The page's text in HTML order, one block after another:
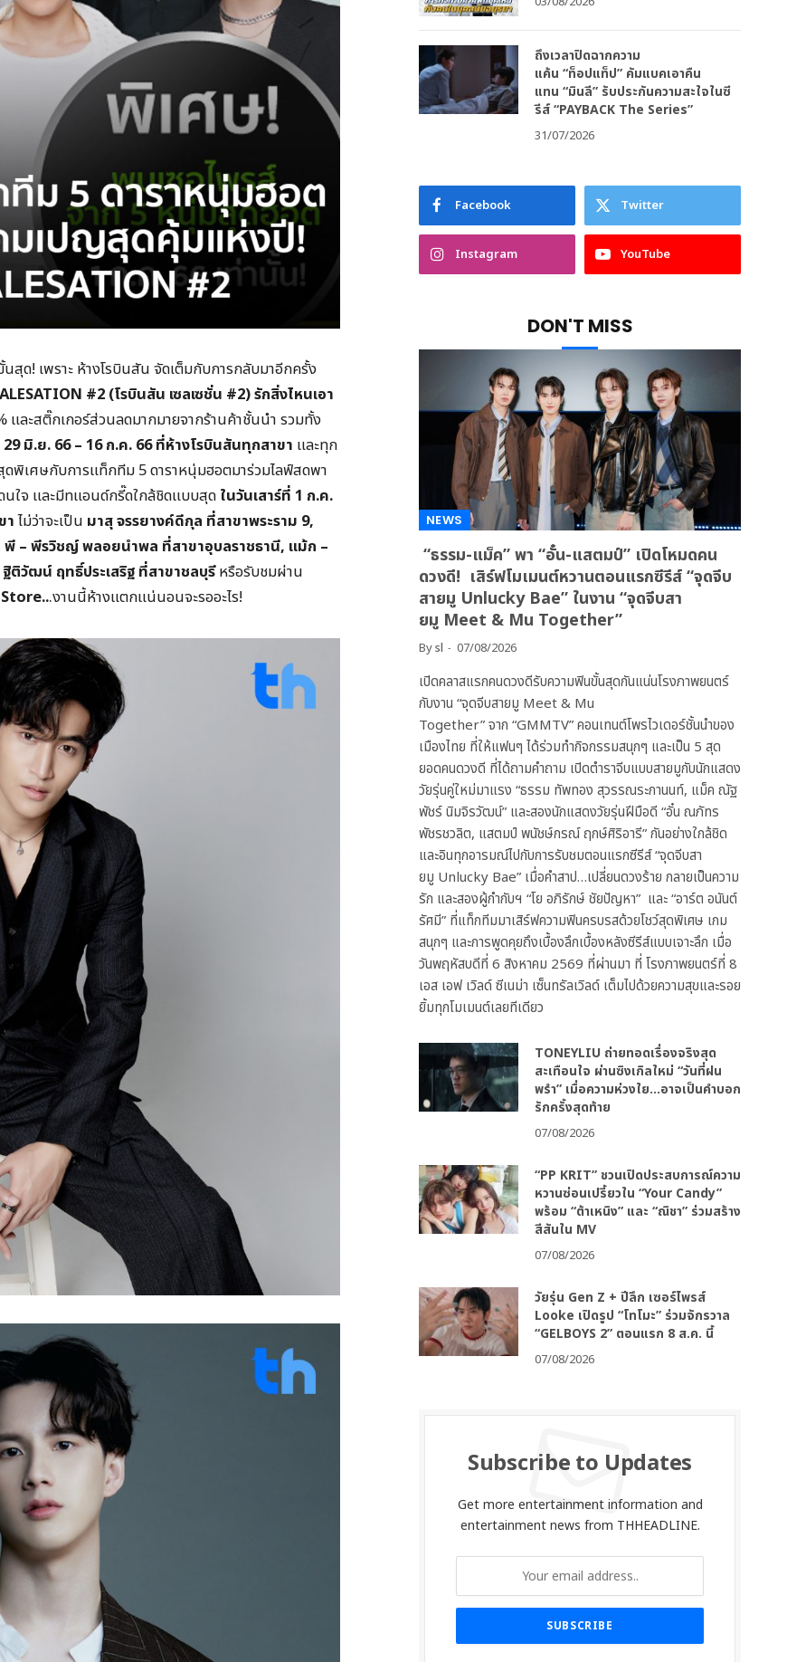
ด! เพราะ ห้างโรบินสัน จัดเต็มกับการกลับมาอีกครั้ง
#2 (โรบินสัน เซลเซชั่น #2) รักสิ่งไหนเอา
ละสติ๊กเกอร์ส่วนลดมากมายจากร้านค้าชั้นนำ รวมทั้ง
มิ.ย. 66 – 16 ก.ค. 66 ที่ห้างโรบินสันทุกสาขา และทุก
พิเศษกับการแท็กทีม 5 ดาราหนุ่มฮอตมาร่วมไลฟ์สดพา
นใจ และมีทแอนด์กรี๊ดใกล้ชิดแบบสุด ในวันเสาร์ที่ 1 ก.ค.
าไม่ว่าจะเป็น มาสุ จรรยางค์ดีกุล ที่สาขาพระราม 9,
– พีรวิชญ์ พลอยนำพล ที่สาขาอุบลราชธานี, แม้ก –
ติวัฒน์ ฤทธิ์ประเสริฐ ที่สาขาชลบุรีหรือรับชมผ่าน
...งานนี้ห้างแตกแน่นอนจะรออะไร!
ถึงเวลาปิดฉากความ
แค้น “ท็อปแท็ป” คัมแบคเอาคืน
แทน “มินลี” รับประกันความสะใจในซี
รีส์ “PAYBACK The Series”
31/07/2026
Facebook Twitter
Instagram YouTube
DON'T MISS
NEWS
“ธรรม-แม็ค” พา “อั๋น-แสตมป์” เปิดโหมดคน
ดวงดี! เสิร์ฟโมเมนต์หวานตอนแรกซีรีส์ “จุดจีบ
สายมู Unlucky Bae” ในงาน “จุดจีบสา
ยมู Meet & Mu Together”
Bysl 07/08/2026
เปิดคลาสแรกคนดวงดีรับความฟินขั้นสุดกันแน่นโรงภาพยนตร์
กับงาน “จุดจีบสายมู Meet & Mu
Together” จาก “GMMTV” คอนเทนต์โพรไวเดอร์ชั้นนำของ
เมืองไทย ที่ให้แฟนๆ ได้ร่วมทำกิจกรรมสนุกๆ และเป็น 5 สุด
ยอดคนดวงดี ที่ได้ถามคำถาม เปิดตำราจีบแบบสายมูกับนักแสดง
วัยรุ่นคู่ใหม่มาแรง “ธรรม ทัพทอง สุวรรณระกานนท์, แม็ค ณัฐ
พัชร์ นิมจิรวัฒน์” และสองนักแสดงวัยรุ่นฝีมือดี “อั๋น ณภัทร
พัชรชวลิต, แสตมป์ พนัชษ์กรณ์ ฤกษ์ศิริอารี” กันอย่างใกล้ชิด
และอินทุกอารมณ์ไปกับการรับชมตอนแรกซีรีส์ “จุดจีบสา
ยมู Unlucky Bae” เมื่อคำสาป…เปลี่ยนดวงร้าย กลายเป็นความ
รัก และสองผู้กำกับฯ “โย อภิรักษ์ ชัยปัญหา” และ “อาร์ต อนันต์
รัศมี” ที่แท็กทีมมาเสิร์ฟความฟินครบรสด้วยโชว์สุดพิเศษ เกม
สนุกๆ และการพูดคุยถึงเบื้องลึกเบื้องหลังซีรีส์แบบเจาะลึก เมื่อ
วันพฤหัสบดีที่ 6 สิงหาคม 2569 ที่ผ่านมา ที่ โรงภาพยนตร์ที่ 8
เอส เอฟ เวิลด์ ซีเนม่า เซ็นทรัลเวิลด์ เต็มไปด้วยความสุขและรอย
ยิ้มทุกโมเมนต์เลยทีเดียว
TONEYLIU ถ่ายทอดเรื่องจริงสุด
สะเทือนใจ ผ่านซิงเกิลใหม่ “วันที่ฝน
พรำ” เมื่อความห่วงใย…อาจเป็นคำบอก
รักครั้งสุดท้าย
07/08/2026
“PP KRIT” ชวนเปิดประสบการณ์ความ
หวานซ่อนเปรี้ยวใน “Your Candy”
พร้อม “ต้าเหนิง” และ “ณิชา” ร่วมสร้าง
สีสันใน MV
07/08/2026
วัยรุ่น Gen Z + ปีลึก เซอร์ไพรส์
Looke เปิดรูป “โทโมะ” ร่วมจักรวาล
“GELBOYS 2” ตอนแรก 8 ส.ค. นี้
07/08/2026
Subscribe to Updates
Get more entertainment information and
entertainment news from THHEADLINE.